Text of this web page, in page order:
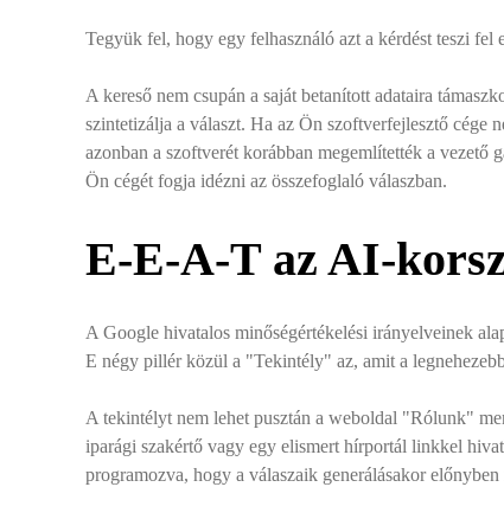
Tegyük fel, hogy egy felhasználó azt a kérdést teszi fel
A kereső nem csupán a saját betanított adataira
szintetizálja a választ. Ha az Ön szoftverfejlesztő
azonban a szoftverét korábban megemlítették a vezető
Ön cégét fogja idézni az összefoglaló válaszban.
E-E-A-T az AI-
A Google hivatalos minőségértékelési irányelveinek
E négy pillér közül a "Tekintély" az, amit a
A tekintélyt nem lehet pusztán a weboldal "Rólunk"
iparági szakértő vagy egy elismert hírportál linkkel
programozva, hogy a válaszaik generálásakor